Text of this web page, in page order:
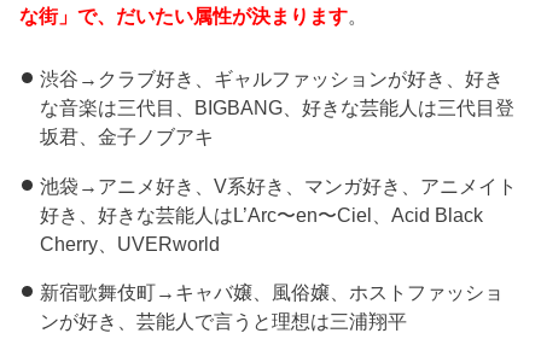
な街」で、だいたい属性が決まります。
渋谷→クラブ好き、ギャルファッションが好き、好き
な音楽は三代目、BIGBANG、好きな芸能人は三代目登
坂君、金子ノブアキ
池袋→アニメ好き、V系好き、マンガ好き、アニメイト
好き、好きな芸能人はL’Arc〜en〜Ciel、Acid Black
Cherry、UVERworld
新宿歌舞伎町→キャバ嬢、風俗嬢、ホストファッショ
ンが好き、芸能人で言うと理想は三浦翔平